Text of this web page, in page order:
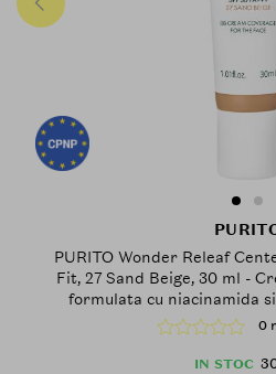
PURITO Wonder Releaf
Fit, 27 Sand Beige, 30 ml -
formulata cu niacinamida
Asiatica, care contribuie la
tenului si la mentinerea
0
IN STOC